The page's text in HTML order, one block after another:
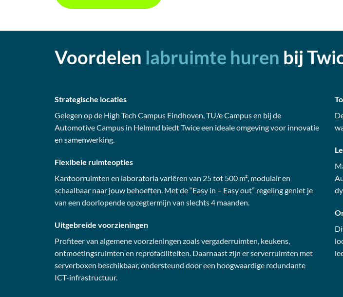
Voordelen labruimte huren bij
Strategische locaties
Gelegen op de High Tech Campus Eindhoven, TU/e Campus en bij de
Automotive Campus in Helmnd biedt Twice een ideale omgeving voor innovatie
en samenwerking.
Flexibele ruimteopties
Kantoorruimten en laboratoria variëren van 25 tot 500 m², modulair en
schaalbaar naar jouw behoeften. Met de “Easy in – Easy out” regeling geniet je
van een doorlopende opzegtermijn van slechts 4 maanden.
Uitgebreide voorzieningen
Profiteer van algemene voorzieningen zoals vergaderruimten, keukens,
ontmoetingsruimten en reprofaciliteiten. Daarnaast zijn er serverruimten met
serverboxen beschikbaar, ondersteund door een hoogwaardige redundante
ICT-infrastructuur.